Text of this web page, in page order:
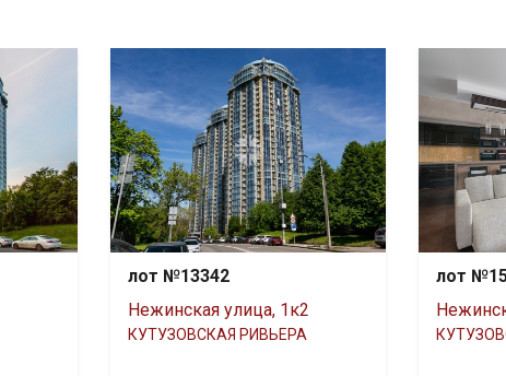
лот №13342
Нежинская улица, 1к2
КУТУЗОВСКАЯ РИВЬЕРА
лот